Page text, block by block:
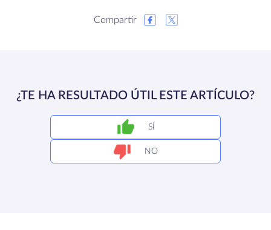
Compartir
¿TE HA RESULTADO ÚTIL ESTE ARTÍCULO?
SÍ
NO